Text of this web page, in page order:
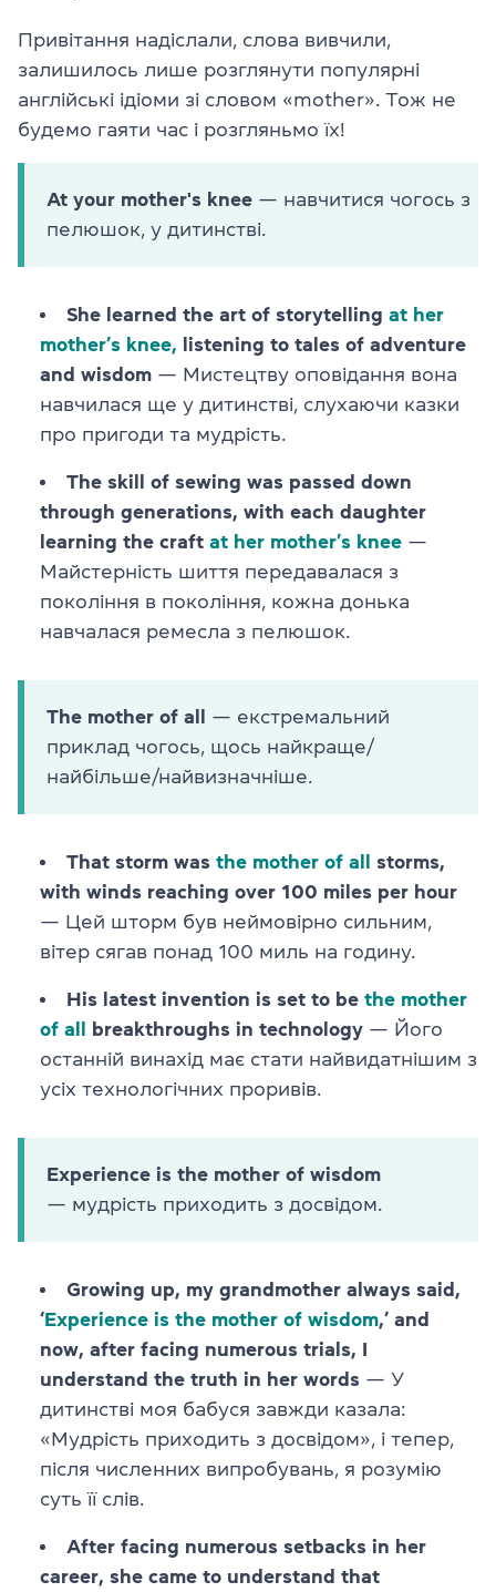
Привітання надіслали, слова вивчили,
залишилось лише розглянути популярні
англійські ідіоми зі словом «mother». Тож не
будемо гаяти час і розгляньмо їх!
At your mother's knee — навчитися чогось з
пелюшок, у дитинстві.
She learned the art of storytelling at her
mother’s knee, listening to tales of adventure
and wisdom — Мистецтву оповідання вона
навчилася ще у дитинстві, слухаючи казки
про пригоди та мудрість.
The skill of sewing was passed down
through generations, with each daughter
learning the craft at her mother’s knee —
Майстерність шиття передавалася з
покоління в покоління, кожна донька
навчалася ремесла з пелюшок.
The mother of all
— екстремальний
приклад чогось, щось найкраще/
найбільше/найвизначніше.
That storm was the mother of all
storms,
with winds reaching over 100 miles per hour
— Цей шторм був неймовірно сильним,
вітер сягав понад 100 миль на годину.
His latest invention is set to be the mother
of all
breakthroughs in technology — Його
останній винахід має стати найвидатнішим з
усіх технологічних проривів.
Experience is the mother of wisdom
— мудрість приходить з досвідом.
Growing up, my grandmother always said,
‘Experience is the mother of wisdom,’ and
now, after facing numerous trials, I
understand the truth in her words — У
дитинстві моя бабуся завжди казала:
«Мудрість приходить з досвідом», і тепер,
після численних випробувань, я розумію
суть її слів.
After facing numerous setbacks in her
career, she came to understand that